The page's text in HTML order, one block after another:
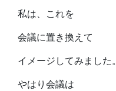
私は、これを
会議に置き換えて
イメージしてみました。
やはり会議は